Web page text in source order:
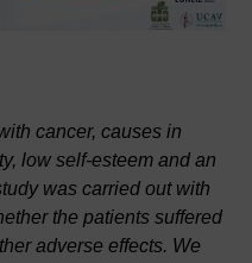
cancer, causes in
low self-esteem and an
was carried out with
the patients suffered
adverse effects. We